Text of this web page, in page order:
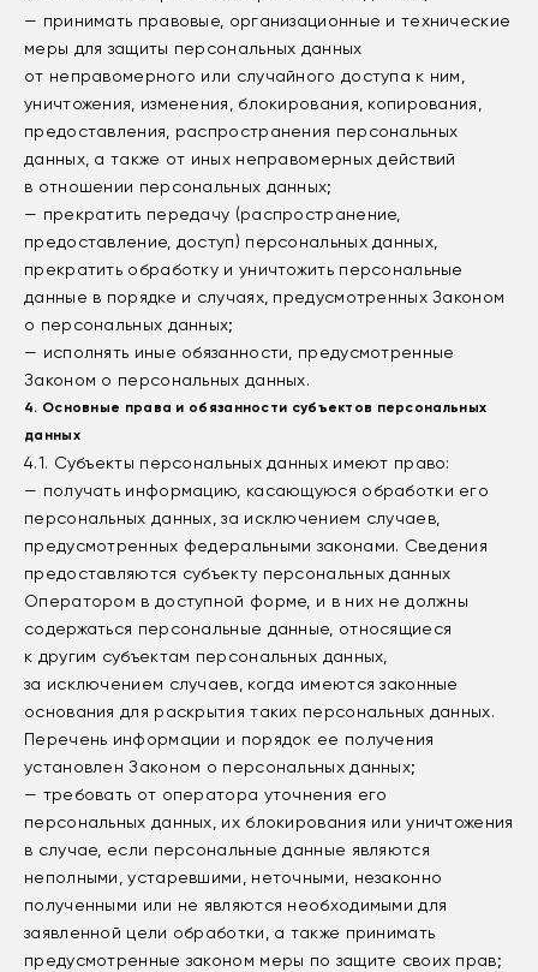
— принимать правовые, организационные и технические
меры для защиты персональных данных
от неправомерного или случайного доступа к ним,
уничтожения, изменения, блокирования, копирования,
предоставления, распространения персональных
данных, а также от иных неправомерных действий
в отношении персональных данных;
— прекратить передачу (распространение,
предоставление, доступ) персональных данных,
прекратить обработку и уничтожить персональные
данные в порядке и случаях, предусмотренных Законом
о персональных данных;
— исполнять иные обязанности, предусмотренные
Законом о персональных данных.
4. Основные права и обязанности субъектов персональных
данных
4.1. Субъекты персональных данных имеют право:
— получать информацию, касающуюся обработки его
персональных данных, за исключением случаев,
предусмотренных федеральными законами. Сведения
предоставляются субъекту персональных данных
Оператором в доступной форме, и в них не должны
содержаться персональные данные, относящиеся
к другим субъектам персональных данных,
за исключением случаев, когда имеются законные
основания для раскрытия таких персональных данных.
Перечень информации и порядок ее получения
установлен Законом о персональных данных;
— требовать от оператора уточнения его
персональных данных, их блокирования или уничтожения
в случае, если персональные данные являются
неполными, устаревшими, неточными, незаконно
полученными или не являются необходимыми для
заявленной цели обработки, а также принимать
предусмотренные законом меры по защите своих прав;